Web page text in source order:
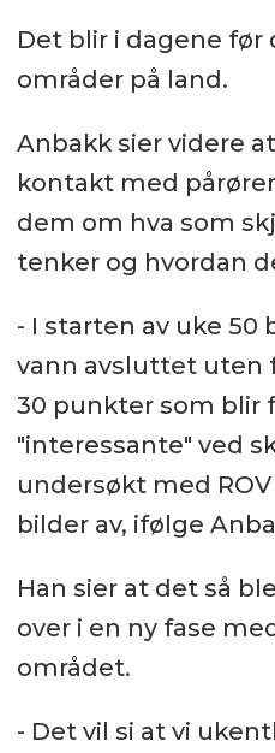
Det blir i dagene før
områder på land.
Anbakk sier videre
kontakt med
dem om hva som
tenker og hvordan
- I starten av uke 50
vann avsluttet uten
30 punkter som blir
"interessante" ved
undersøkt med
bilder av, ifølge
Han sier at det så
over i en ny fase
området.
- Det vil si at vi